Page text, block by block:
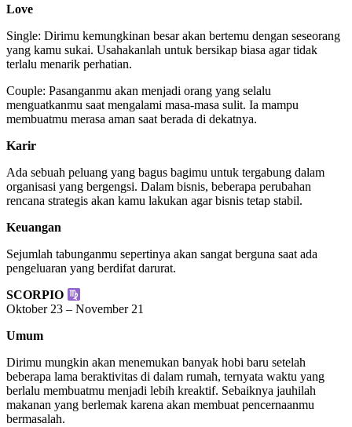
Love
Single: Dirimu kemungkinan besar akan bertemu dengan seseorang
yang kamu sukai. Usahakanlah untuk bersikap biasa agar tidak
terlalu menarik perhatian.
Couple: Pasanganmu akan menjadi orang yang selalu
menguatkanmu saat mengalami masa-masa sulit. Ia mampu
membuatmu merasa aman saat berada di dekatnya.
Karir
Ada sebuah peluang yang bagus bagimu untuk tergabung dalam
organisasi yang bergengsi. Dalam bisnis, beberapa perubahan
rencana strategis akan kamu lakukan agar bisnis tetap stabil.
Keuangan
Sejumlah tabunganmu sepertinya akan sangat berguna saat ada
pengeluaran yang berdifat darurat.
SCORPIO
Oktober 23 – November 21
Umum
Dirimu mungkin akan menemukan banyak hobi baru setelah
beberapa lama beraktivitas di dalam rumah, ternyata waktu yang
berlalu membuatmu menjadi lebih kreaktif. Sebaiknya jauhilah
makanan yang berlemak karena akan membuat pencernaanmu
bermasalah.